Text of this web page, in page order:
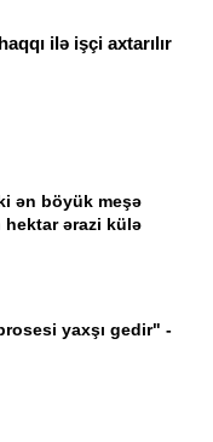
ilə işçi axtarılır
ən böyük meşə
hektar ərazi külə
yaxşı gedir" -